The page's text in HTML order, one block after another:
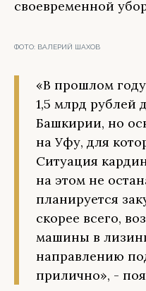
своевременной
ФОТО: ВАЛЕРИЙ ШАХОВ
«В прошлом
1,5 млрд рублей
Башкирии, но
на Уфу, для
Ситуация
на этом не
планируется
скорее всего,
машины в
направлению
прилично», -